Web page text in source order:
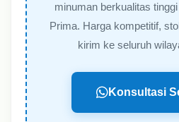
minuman berkualitas
Prima. Harga kompetitif,
kirim ke seluruh
Konsultasi